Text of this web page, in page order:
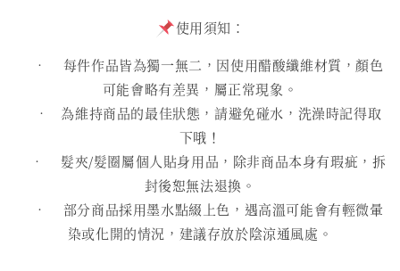
使用須知：
• 每件作品皆為獨一無二，因使用醋酸纖維材質，顏色
可能會略有差異，屬正常現象。
• 為維持商品的最佳狀態，請避免碰水，洗澡時記得取
下哦！
• 髮夾/髮圈屬個人貼身用品，除非商品本身有瑕疵，拆
封後恕無法退換。
• 部分商品採用墨水點綴上色，遇高溫可能會有輕微暈
染或化開的情況，建議存放於陰涼通風處。